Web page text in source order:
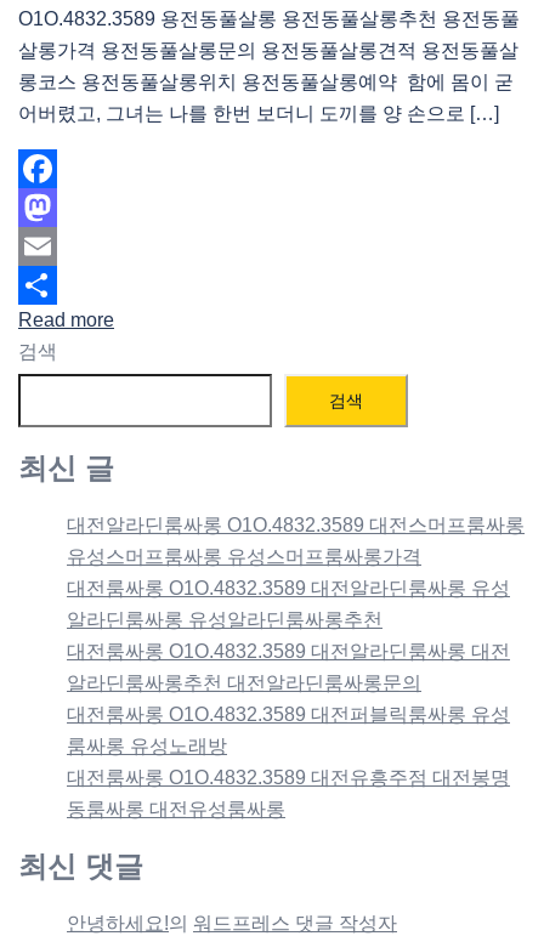
O1O.4832.3589 용전동풀살롱 용전동풀살롱추천 용전동풀
살롱가격 용전동풀살롱문의 용전동풀살롱견적 용전동풀살
롱코스 용전동풀살롱위치 용전동풀살롱예약 함에 몸이 굳
어버렸고, 그녀는 나를 한번 보더니 도끼를 양 손으로 […]
Facebook
Mastodon
Email
Share
Read more
검색
검색
최신 글
대전알라딘룸싸롱 O1O.4832.3589 대전스머프룸싸롱
유성스머프룸싸롱 유성스머프룸싸롱가격
대전룸싸롱 O1O.4832.3589 대전알라딘룸싸롱 유성
알라딘룸싸롱 유성알라딘룸싸롱추천
대전룸싸롱 O1O.4832.3589 대전알라딘룸싸롱 대전
알라딘룸싸롱추천 대전알라딘룸싸롱문의
대전룸싸롱 O1O.4832.3589 대전퍼블릭룸싸롱 유성
룸싸롱 유성노래방
대전룸싸롱 O1O.4832.3589 대전유흥주점 대전봉명
동룸싸롱 대전유성룸싸롱
최신 댓글
안녕하세요!의 워드프레스 댓글 작성자